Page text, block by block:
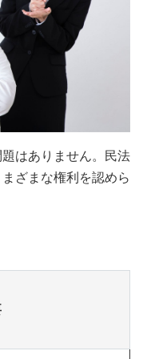
はありません。民法
ざまな権利を認めら